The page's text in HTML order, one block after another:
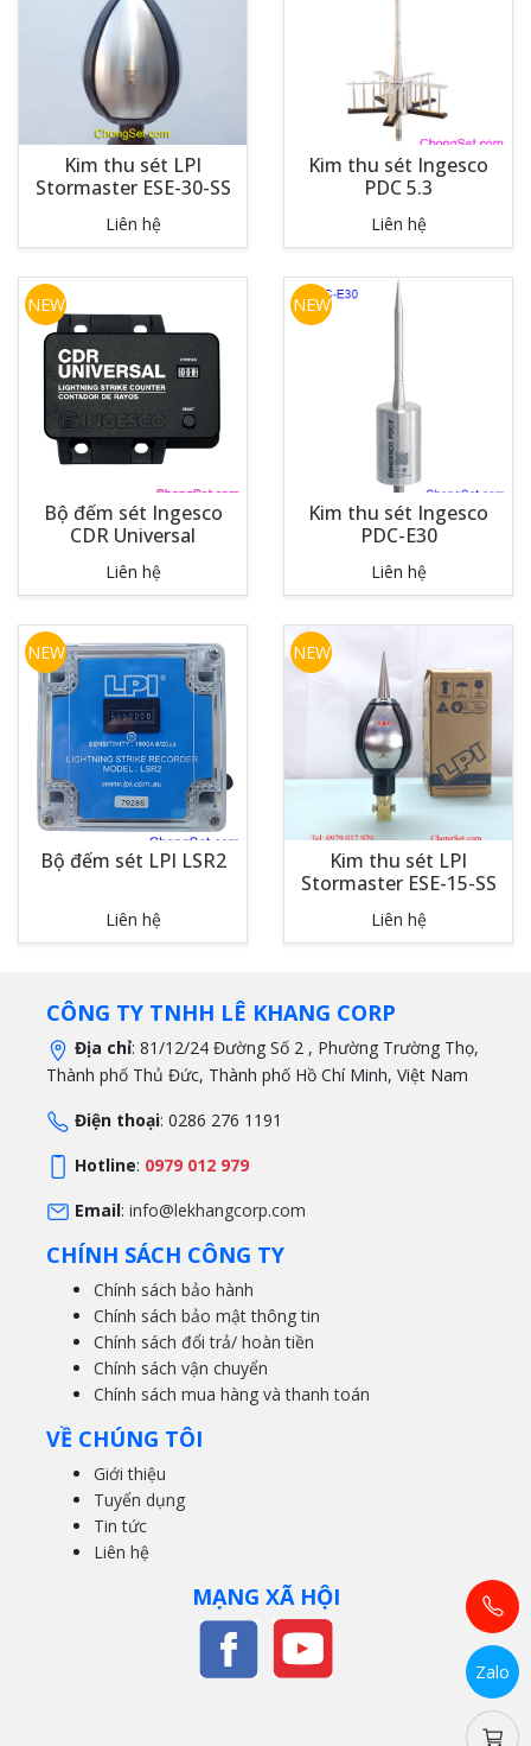
Kim thu sét LPI
Stormaster ESE-30-SS
Liên hệ
Kim thu sét Ingesco
PDC 5.3
Liên hệ
NEW
Bộ đếm sét Ingesco
CDR Universal
Liên hệ
NEW
Kim thu sét Ingesco
PDC-E30
Liên hệ
NEW
Bộ đếm sét LPI LSR2
Liên hệ
NEW
Kim thu sét LPI
Stormaster ESE-15-SS
Liên hệ
CÔNG TY TNHH LÊ KHANG CORP
Địa chỉ: 81/12/24 Đường Số 2 , Phường Trường Thọ,
Thành phố Thủ Đức, Thành phố Hồ Chí Minh, Việt Nam
Điện thoại: 0286 276 1191
Hotline: 0979 012 979
Email: info@lekhangcorp.com
CHÍNH SÁCH CÔNG TY
Chính sách bảo hành
Chính sách bảo mật thông tin
Chính sách đổi trả/ hoàn tiền
Chính sách vận chuyển
Chính sách mua hàng và thanh toán
VỀ CHÚNG TÔI
Giới thiệu
Tuyển dụng
Tin tức
Liên hệ
MẠNG XÃ HỘI
Zalo